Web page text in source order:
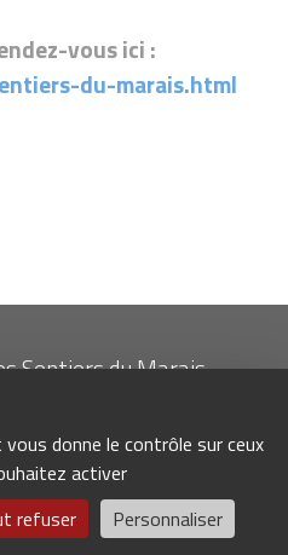
donne le contrôle sur ceux
activer
refuser Personnaliser
vous ici :
du-marais.html
Sentiers du Marais –
|Contact|
légales|
Communication